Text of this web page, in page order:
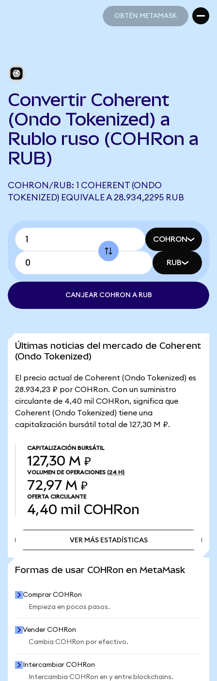
OBTÉN METAMASK
Convertir Coherent
(Ondo Tokenized) a
Rublo ruso (COHRon a
RUB)
COHRON/RUB: 1 COHERENT (ONDO
TOKENIZED) EQUIVALE A 28.934,2295 RUB
COHRON
RUB
CANJEAR COHRON A RUB
Últimas noticias del mercado de Coherent
(Ondo Tokenized)
El precio actual de Coherent (Ondo Tokenized) es
28.934,23 ₽ por COHRon. Con un suministro
circulante de 4,40 mil COHRon, significa que
Coherent (Ondo Tokenized) tiene una
capitalización bursátil total de 127,30 M ₽.
CAPITALIZACIÓN BURSÁTIL
127,30 M ₽
VOLUMEN DE OPERACIONES (24 H)
72,97 M ₽
OFERTA CIRCULANTE
4,40 mil COHRon
VER MÁS ESTADÍSTICAS
Formas de usar COHRon en MetaMask
Comprar COHRon
Empieza en pocos pasos.
Vender COHRon
Cambia COHRon por efectivo.
Intercambiar COHRon
Intercambia COHRon en y entre blockchains.